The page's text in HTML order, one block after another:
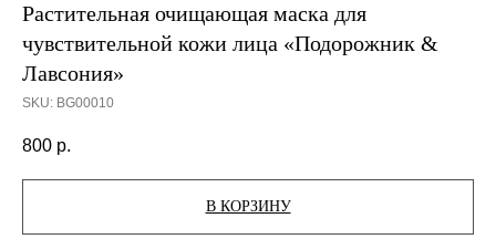
Растительная очищающая маска для
чувствительной кожи лица «Подорожник &
Лавсония»
SKU: BG00010
800 р.
В КОРЗИНУ